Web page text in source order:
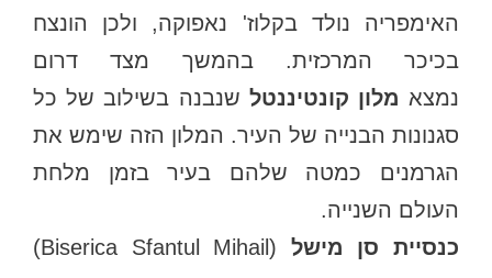
האימפריה נולד בקלוז' נאפוקה, ולכן הונצח
בכיכר המרכזית. בהמשך מצד דרום
נמצא מלון קונטיננטלשנבנה בשילוב של כל
סגנונות הבנייה של העיר. המלון הזה שימש את
הגרמנים כמטה שלהם בעיר בזמן מלחת
העולם השנייה.
כנסיית סן מישל
(Biserica Sfantul Mihail)